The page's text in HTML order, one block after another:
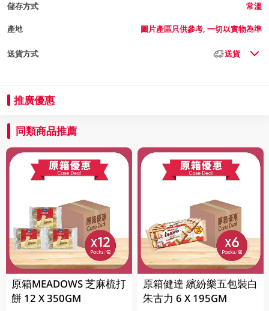
儲存方式 常溫
產地 圖片產區只供參考, 一切以實物為準
送貨方式 送貨
推廣優惠
同類商品推薦
原箱MEADOWS 芝麻梳打
餅 12 X 350GM
原箱健達 繽紛樂五包裝白
朱古力 6 X 195GM